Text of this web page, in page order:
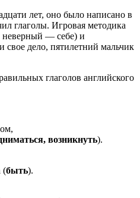
лет, оно было написано в
глаголы. Игровая методика
неверный — себе) и
дело, пятилетний мальчик
возникнуть).
(быть).